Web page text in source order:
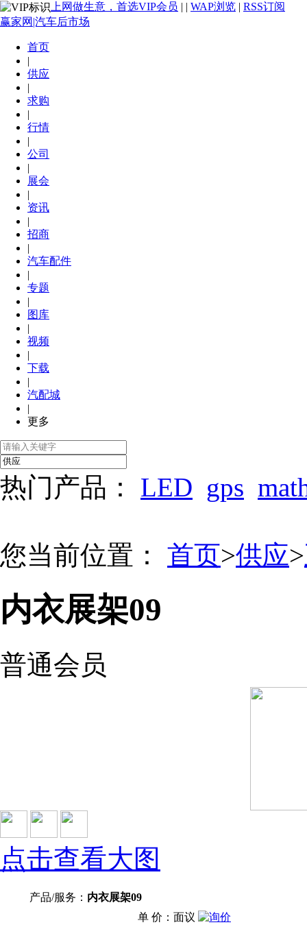
上网做生意，首选VIP会员 | | WAP浏览 | RSS订阅
赢家网|汽车后市场
首页
|
供应
|
求购
|
行情
|
公司
|
展会
|
资讯
|
招商
|
汽车配件
|
专题
|
图库
|
视频
|
下载
|
汽配城
|
更多
热门产品： LED gps
您当前位置： 首页>供应>
内衣展架09
普通会员
点击查看大图
产品/服务： 内衣展架09
单 价：面议